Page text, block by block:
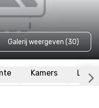
Galerij weergeven (30)
Kamers